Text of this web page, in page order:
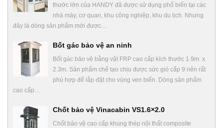
thước lớn của HANDY đã được sử dụng phổ biến tại các
nhà máy, cơ quan, khu công nghiệp, khu du lịch. Nhưng
đây là dòng sản phẩm mới được…
Bốt gác bảo vệ an ninh
Bốt gác bảo vệ bằng vật FRP cao cấp kích thước 1.9m x
2.3m. Sản phẩm chế tạo chịu được sức gió cấp 9 nên rất
phù hợp để lắp đặt cho vùng ven biển. Dòng sản phẩm
cao cấp…
Chốt bảo vệ Vinacabin VS1.6×2.0
Chốt bảo vệ cao cấp khung thép nội thất composite